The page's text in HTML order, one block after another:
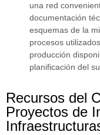
una red
documentación
esquemas de la
procesos
producción
planificación del
Recursos del
Proyectos de